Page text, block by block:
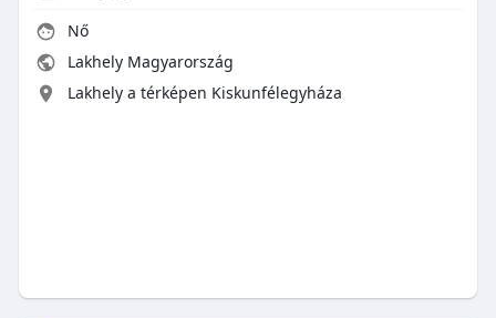
Nő
Lakhely Magyarország
Lakhely a térképen Kiskunfélegyháza